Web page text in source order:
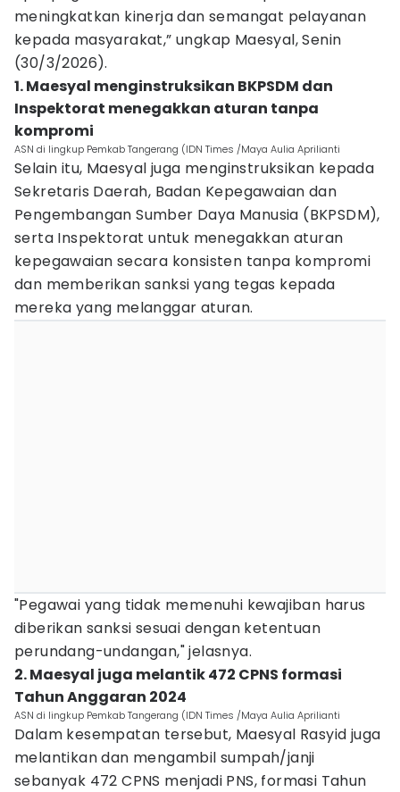
meningkatkan kinerja dan semangat pelayanan
kepada masyarakat,” ungkap Maesyal, Senin
(30/3/2026).
1. Maesyal menginstruksikan BKPSDM dan
Inspektorat menegakkan aturan tanpa
kompromi
ASN di lingkup Pemkab Tangerang (IDN Times /Maya Aulia Aprilianti
Selain itu, Maesyal juga menginstruksikan kepada
Sekretaris Daerah, Badan Kepegawaian dan
Pengembangan Sumber Daya Manusia (BKPSDM),
serta Inspektorat untuk menegakkan aturan
kepegawaian secara konsisten tanpa kompromi
dan memberikan sanksi yang tegas kepada
mereka yang melanggar aturan.
"Pegawai yang tidak memenuhi kewajiban harus
diberikan sanksi sesuai dengan ketentuan
perundang-undangan," jelasnya.
2. Maesyal juga melantik 472 CPNS formasi
Tahun Anggaran 2024
ASN di lingkup Pemkab Tangerang (IDN Times /Maya Aulia Aprilianti
Dalam kesempatan tersebut, Maesyal Rasyid juga
melantikan dan mengambil sumpah/janji
sebanyak 472 CPNS menjadi PNS, formasi Tahun